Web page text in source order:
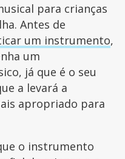
para crianças
Antes de
um instrumento,
um
já que é o seu
a levará a
apropriado para
o instrumento